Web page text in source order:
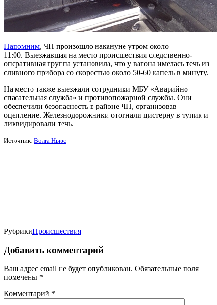
Напомним, ЧП произошло накануне утром около
11:00. Выезжавшая на место происшествия следственно-
оперативная группа установила, что у вагона имелась течь из
сливного прибора со скоростью около 50-60 капель в минуту.
На место также выезжали сотрудники МБУ «Аварийно–
спасательная служба» и противопожарной службы. Они
обеспечили безопасность в районе ЧП, организовав
оцепление. Железнодорожники отогнали цистерну в тупик и
ликвидировали течь.
Источник: Волга Ньюс
РубрикиПроисшествия
Добавить комментарий
Ваш адрес email не будет опубликован. Обязательные поля
помечены *
Комментарий *